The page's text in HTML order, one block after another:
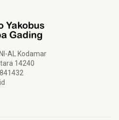
AL Kodamar
14240